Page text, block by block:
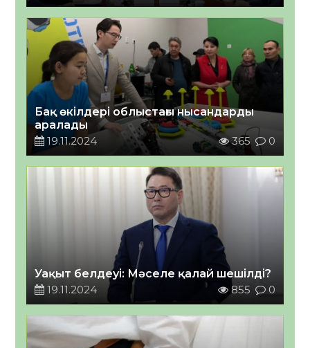
Бақ өкілдері облыстағы нысандарды
аралады
19.11.2024
365 0
Уақыт белдеуі: Мәселе қалай шешілді?
19.11.2024
855 0